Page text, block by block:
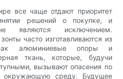
все чаще отдают приоритет
решений о покупке, и
являются исключением.
часто изготавливаются из
алюминиевые опоры и
ткань, которые, будучи
вызывают опасения по
окружающую среду. Будущее